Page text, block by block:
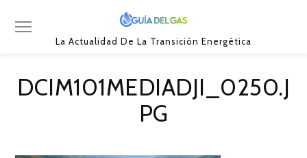
La Actualidad De La Transición Energética
DCIM101MEDIADJI_0250.J
PG